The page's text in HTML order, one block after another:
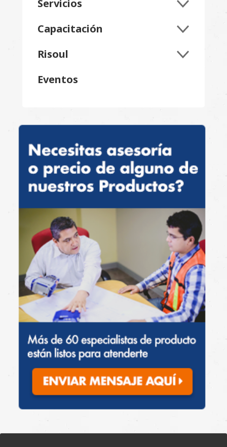
Servicios
Capacitación
Risoul
Eventos